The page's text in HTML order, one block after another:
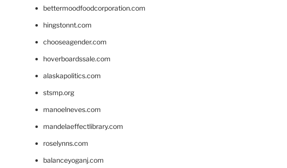
bettermoodfoodcorporation.com
hingstonnt.com
chooseagender.com
hoverboardssale.com
alaskapolitics.com
stsmp.org
manoelneves.com
mandelaeffectlibrary.com
roselynns.com
balanceyoganj.com